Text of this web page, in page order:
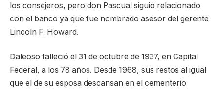
los consejeros, pero don Pascual siguió relacionado
con el banco ya que fue nombrado asesor del gerente
Lincoln F. Howard.
Daleoso falleció el 31 de octubre de 1937, en Capital
Federal, a los 78 años. Desde 1968, sus restos al igual
que el de su esposa descansan en el cementerio